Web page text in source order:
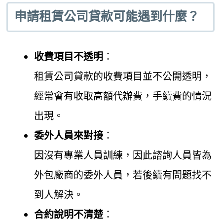
申請租賃公司貸款可能遇到什麼？
收費項目不透明 ：
租賃公司貸款的收費項目並不公開透明，
經常會有收取高額代辦費，手續費的情況
出現。
委外人員來對接 ：
因沒有專業人員訓練，因此諮詢人員皆為
外包廠商的委外人員，若後續有問題找不
到人解決。
合約說明不清楚 ：